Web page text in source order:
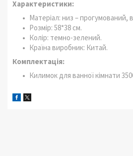
Характеристики:
Матеріал: низ – прогумований,
Розмір: 58*38 см.
Колір: темно-зелений.
Країна виробник: Китай.
Комплектація:
Килимок для ванної кімнати